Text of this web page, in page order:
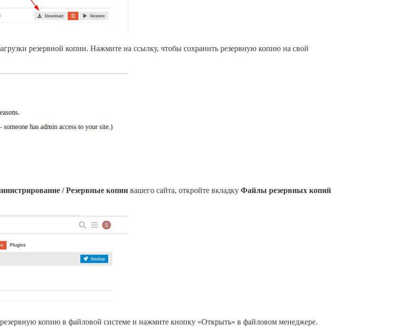
резервной копии. Нажмите на ссылку, чтобы сохранить резервную копию на свой
/ Резервные копии вашего сайта, откройте вкладку Файлы резервных копий
копию в файловой системе и нажмите кнопку «Открыть» в файловом менеджере.